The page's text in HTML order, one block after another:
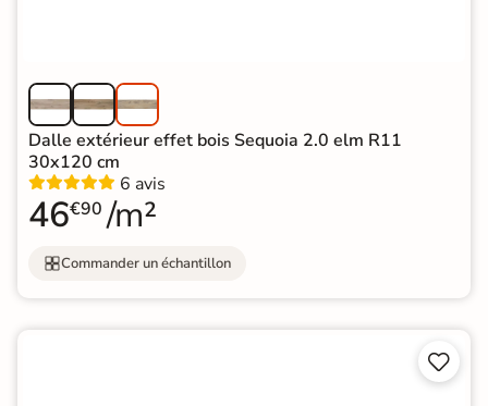
Dalle extérieur effet bois Sequoia 2.0 elm R11
30x120 cm
6 avis
46€90 /m²
Commander un échantillon

